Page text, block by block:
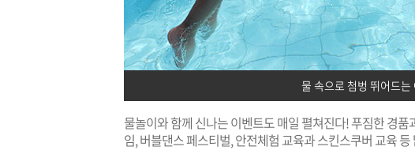
물 속으로 첨벙 뛰어드는
물놀이와 함께 신나는 이벤트도 매일 펼쳐진다! 푸짐한 경
임, 버블댄스 페스티벌, 안전체험 교육과 스킨스쿠버 교육